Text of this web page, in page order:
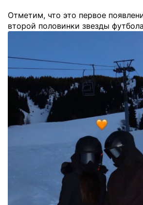
Отметим, что это первое
второй половинки звезды